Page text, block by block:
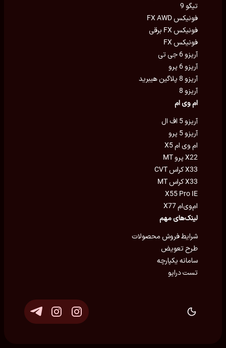
تیگو 9
فونیکس FX AWD
فونیکس FX برقی
فونیکس FX
آریزو 6 جی تی
آریزو 6 پرو
آریزو 8 پلاگین هیبرید
آریزو 8
ام وی ام
آریزو 5 اف ال
آریزو 5 پرو
ام وی ام X5
X22 پرو MT
X33 کراس CVT
X33 کراس MT
X55 Pro IE
ام‌وی‌ام X77
لینک‌های مهم
شرایط فروش محصولات
طرح تعویض
سامانه یکپارچه
تست درایو
Eron